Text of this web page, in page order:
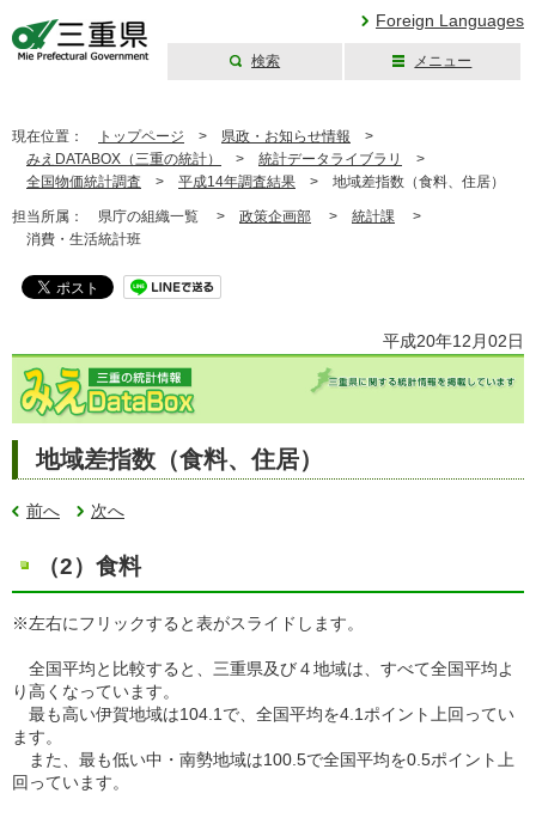
Foreign Languages
検索 メニュー
現在位置： トップページ > 県政・お知らせ情報 >
みえDATABOX（三重の統計）
> 統計データライブラリ
>
全国物価統計調査 > 平成14年調査結果 > 地域差指数（食料、住居）
担当所属： 県庁の組織一覧 > 政策企画部 > 統計課 >
消費・生活統計班
平成20年12月02日
地域差指数（食料、住居）
前へ 次へ
（2）食料
※左右にフリックすると表がスライドします。
全国平均と比較すると、三重県及び４地域は、すべて全国平均よ
り高くなっています。
最も高い伊賀地域は104.1で、全国平均を4.1ポイント上回ってい
ます。
また、最も低い中・南勢地域は100.5で全国平均を0.5ポイント上
回っています。